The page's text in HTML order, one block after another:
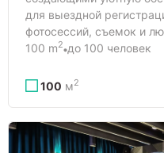
для выездной
фотосессий, съемок и
100 m2 до 100 человек
100 м2